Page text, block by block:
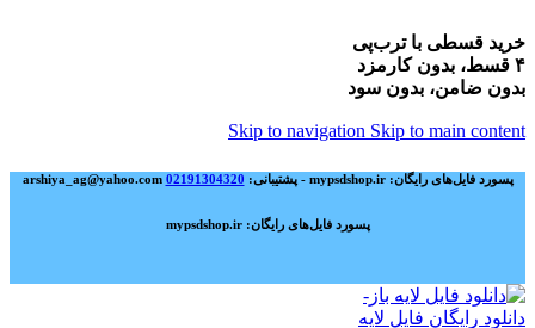
خرید قسطی با ترب‌پی
۴ قسط، بدون کارمزد
بدون ضامن، بدون سود
Skip to navigation Skip to main content
پسورد فایل‌های رایگان: mypsdshop.ir - پشتیبانی: arshiya_ag@yahoo.com 02191304320
پسورد فایل‌های رایگان: mypsdshop.ir